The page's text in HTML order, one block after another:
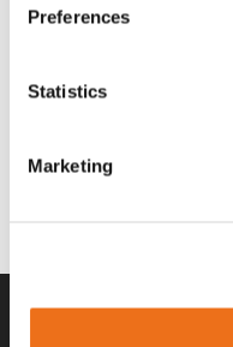
Preferences
Statistics
Marketing